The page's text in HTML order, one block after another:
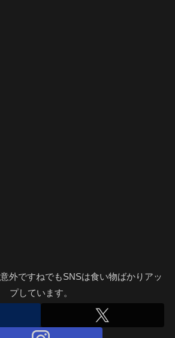
外ですねでもSNSは食い物ばかりアッ
プしています。